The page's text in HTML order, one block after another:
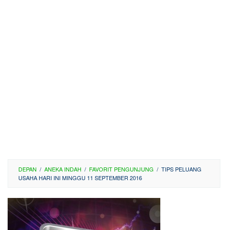
DEPAN / ANEKA INDAH / FAVORIT PENGUNJUNG / TIPS PELUANG
USAHA HARI INI MINGGU 11 SEPTEMBER 2016